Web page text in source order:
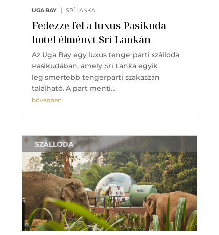
Fedezze fel a luxus Pasikuda
hotel élményt Srí Lankán
UGA BAY | SRÍ LANKA
Az Uga Bay egy luxus tengerparti szálloda
Pasikudában, amely Srí Lanka egyik
legismertebb tengerparti szakaszán
található. A part menti…
bővebben
SZÁLLODA